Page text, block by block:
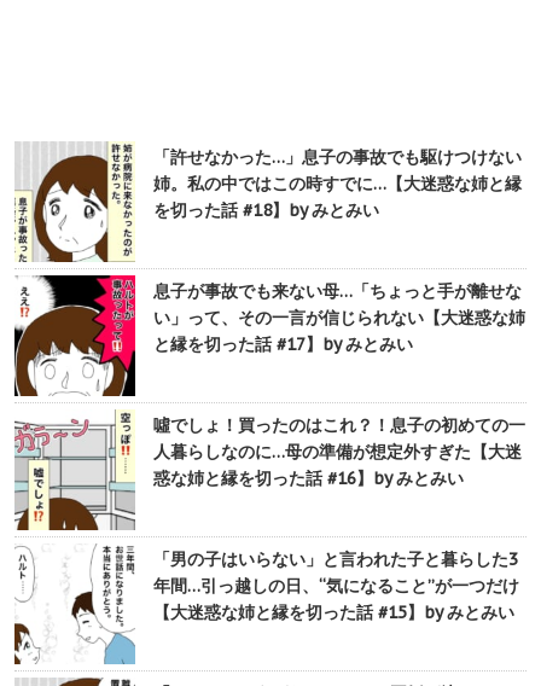
「許せなかった…」息子の事故でも駆けつけない
姉。私の中ではこの時すでに…【大迷惑な姉と縁
を切った話 #18】by みとみい
息子が事故でも来ない母…「ちょっと手が離せな
い」って、その一言が信じられない【大迷惑な姉
と縁を切った話 #17】by みとみい
噓でしょ！買ったのはこれ？！息子の初めての一
人暮らしなのに…母の準備が想定外すぎた【大迷
惑な姉と縁を切った話 #16】by みとみい
「男の子はいらない」と言われた子と暮らした3
年間…引っ越しの日、“気になること”が一つだけ
【大迷惑な姉と縁を切った話 #15】by みとみい